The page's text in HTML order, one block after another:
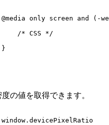
@media only screen and (-
/* CSS */
の値を取得できます。
devicePixelRatio